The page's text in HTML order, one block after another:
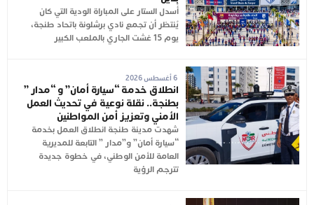
أُسدل الستار على المباراة الودية التي كان
يُنتظر أن تجمع نادي برشلونة باتحاد طنجة،
يوم 15 غشت الجاري بالملعب الكبير
6 أغسطس 2026
انطلاق خدمة “سيارة أمان” و “مدار ”
بطنجة.. نقلة نوعية في تحديث العمل
الأمني وتعزيز أمن المواطنين
شهدت مدينة طنجة انطلاق العمل بخدمة
“سيارة أمان” و”مدار ” التابعة للمديرية
العامة للأمن الوطني، في خطوة جديدة
تترجم الرؤية